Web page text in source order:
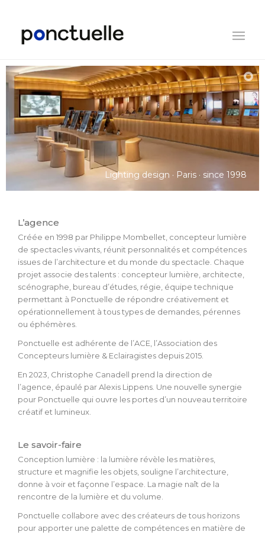
Lighting design · Paris · since 1998
L’agence
Créée en 1998 par Philippe Mombellet, concepteur lumière
de spectacles vivants, réunit personnalités et compétences
issues de l’architecture et du monde du spectacle. Chaque
projet associe des talents : concepteur lumière, architecte,
scénographe, bureau d’études, régie, équipe technique
permettant à Ponctuelle de répondre créativement et
opérationnellement à tous types de demandes, pérennes
ou éphémères.
Ponctuelle est adhérente de l’ACE, l’Association des
Concepteurs lumière & Eclairagistes depuis 2015.
En 2023, Christophe Canadell prend la direction de
l’agence, épaulé par Alexis Lippens. Une nouvelle synergie
pour Ponctuelle qui ouvre les portes d’un nouveau territoire
créatif et lumineux.
Le savoir-faire
Conception lumière : la lumière révèle les matières,
structure et magnifie les objets, souligne l’architecture,
donne à voir et façonne l’espace. La magie naît de la
rencontre de la lumière et du volume.
Ponctuelle collabore avec des créateurs de tous horizons
pour apporter une palette de compétences en matière de